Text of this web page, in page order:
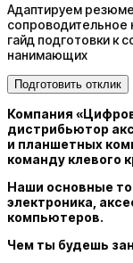
Адаптируем
сопроводительное
гайд подготовки к
нанимающих
Подготовить отклик
Компания
дистрибьютор
и планшетных
команду клевого
Наши основные
электроника,
компьютеров.
Чем ты будешь